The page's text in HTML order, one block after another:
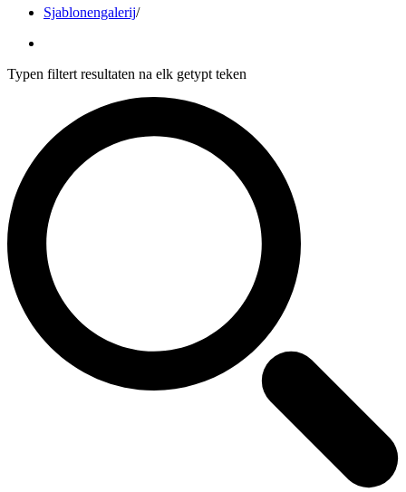
Sjablonengalerij/
Typen filtert resultaten na elk getypt teken